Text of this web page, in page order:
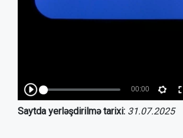
Saytda yerləşdirilmə tarixi: 31.07.2025